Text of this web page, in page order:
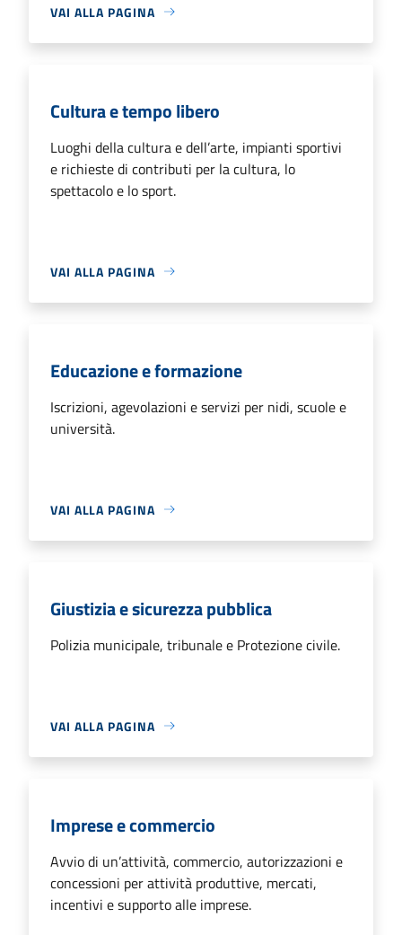
VAI ALLA PAGINA
Cultura e tempo libero
Luoghi della cultura e dell’arte, impianti sportivi
e richieste di contributi per la cultura, lo
spettacolo e lo sport.
VAI ALLA PAGINA
Educazione e formazione
Iscrizioni, agevolazioni e servizi per nidi, scuole e
università.
VAI ALLA PAGINA
Giustizia e sicurezza pubblica
Polizia municipale, tribunale e Protezione civile.
VAI ALLA PAGINA
Imprese e commercio
Avvio di un’attività, commercio, autorizzazioni e
concessioni per attività produttive, mercati,
incentivi e supporto alle imprese.